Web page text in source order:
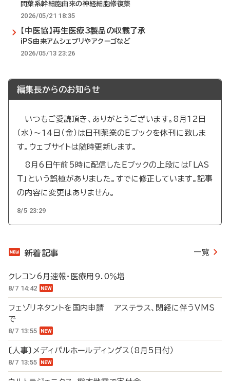
間葉系幹細胞由来の神経細胞修復薬
2026/05/21 18:35
【中医協】再生医療3製品の収載了承
iPS由来アムシェプリやアクーゴなど
2026/05/13 23:26
編集長からのお知らせ
いつもご愛読頂き、ありがとうございます。8月12日
（水）～14日（金）は日刊薬業のEブックを休刊に致しま
す。ウェブサイトは随時更新します。
8月6日午前5時に配信したEブックの上段には「LAS
T」という誤植がありました。すでに修正しています。記事
の内容に変更はありません。
8/5 23:29
新着記事 一覧
クレコン6月速報・医療用9.0％増
8/7 14:42
フェゾリネタントを国内申請 アステラス、閉経に伴うVMS
で
8/7 13:55
〔人事〕メディパルホールディングス（8月5日付）
8/7 13:55